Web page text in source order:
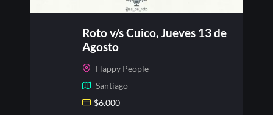
Roto v/s Cuico, Jueves 13 de
Agosto
Happy People
Santiago
$6.000